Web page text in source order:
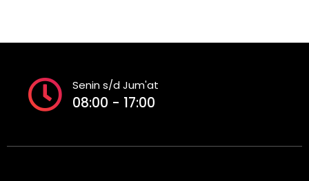
Senin s/d Jum'at
08:00 - 17:00